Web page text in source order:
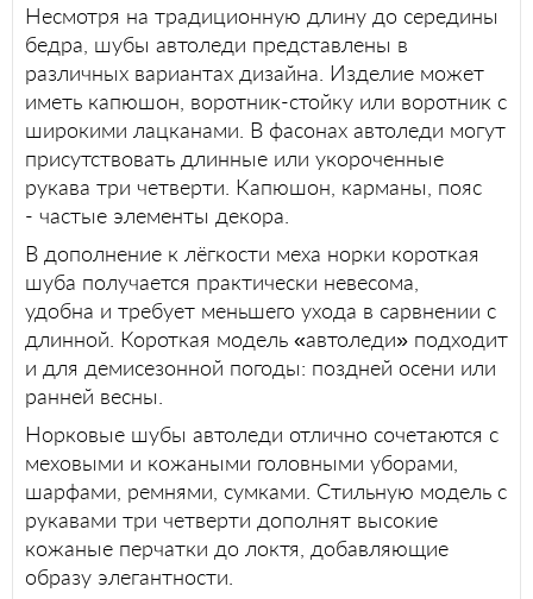
Несмотря на традиционную длину до середины
бедра, шубы автоледи представлены в
различных вариантах дизайна. Изделие может
иметь капюшон, воротник-стойку или воротник с
широкими лацканами. В фасонах автоледи могут
присутствовать длинные или укороченные
рукава три четверти. Капюшон, карманы, пояс
- частые элементы декора.
В дополнение к лёгкости меха норки короткая
шуба получается практически невесома,
удобна и требует меньшего ухода в сарвнении с
длинной. Короткая модель «автоледи» подходит
и для демисезонной погоды: поздней осени или
ранней весны.
Норковые шубы автоледи отлично сочетаются с
меховыми и кожаными головными уборами,
шарфами, ремнями, сумками. Стильную модель с
рукавами три четверти дополнят высокие
кожаные перчатки до локтя, добавляющие
образу элегантности.